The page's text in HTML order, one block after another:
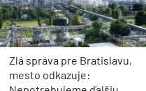
Zlá správa pre Bratislavu,
mesto odkazuje: